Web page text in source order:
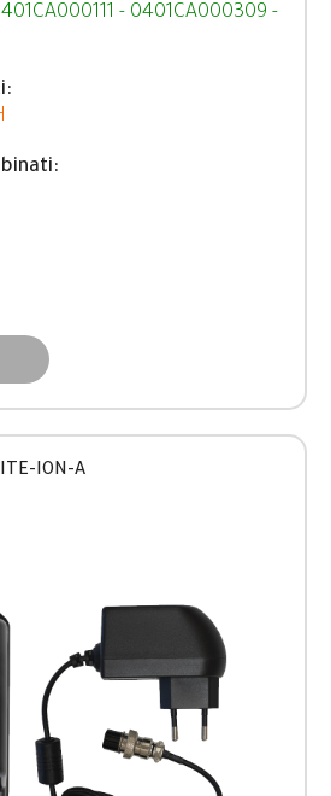
- 0401CA000309 -
ION-A